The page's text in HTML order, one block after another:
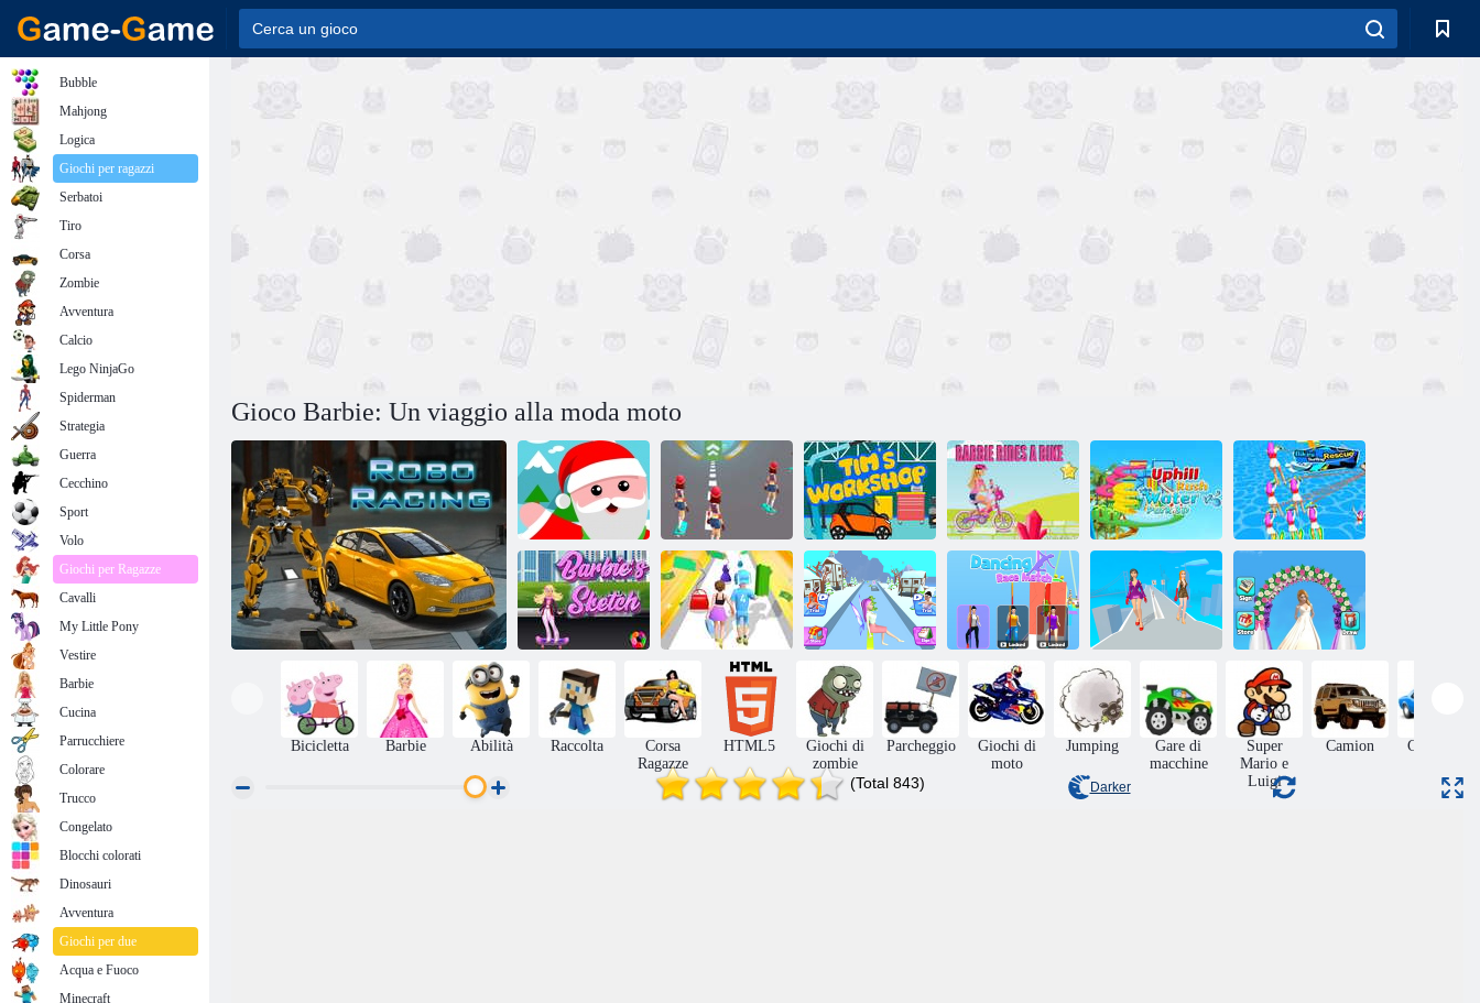
Gioco Barbie: Un viaggio alla moda moto
Babbo Natale Ragazza Turbo
L'Officina di
Tim
BARBIE VA IN
BICI
Parco acquatico
Rush in salita
3D
Salvataggio del
surf in bikini
Lo schizzo di
Barbie
Sentiero del
miele dei soldi
Costruisci una
regina ricca
Battaglia di
moda
Bridge Race
Wedding Master
Bicicletta Barbie Abilità Raccolta
Corsa
Ragazze
HTML5
Giochi di
zombie
Parcheggio
Giochi di
moto
Jumping
Gare di
macchine
Super
Mario e
Luigi
Camion
Giochi di
(Total 843) Darker
Bubble
Mahjong
Logica
Giochi per ragazzi
Serbatoi
Tiro
Corsa
Zombie
Avventura
Calcio
Lego NinjaGo
Spiderman
Strategia
Guerra
Cecchino
Sport
Volo
Giochi per Ragazze
Cavalli
My Little Pony
Vestire
Barbie
Cucina
Parrucchiere
Colorare
Trucco
Congelato
Blocchi colorati
Dinosauri
Avventura
Giochi per due
Acqua e Fuoco
Minecraft